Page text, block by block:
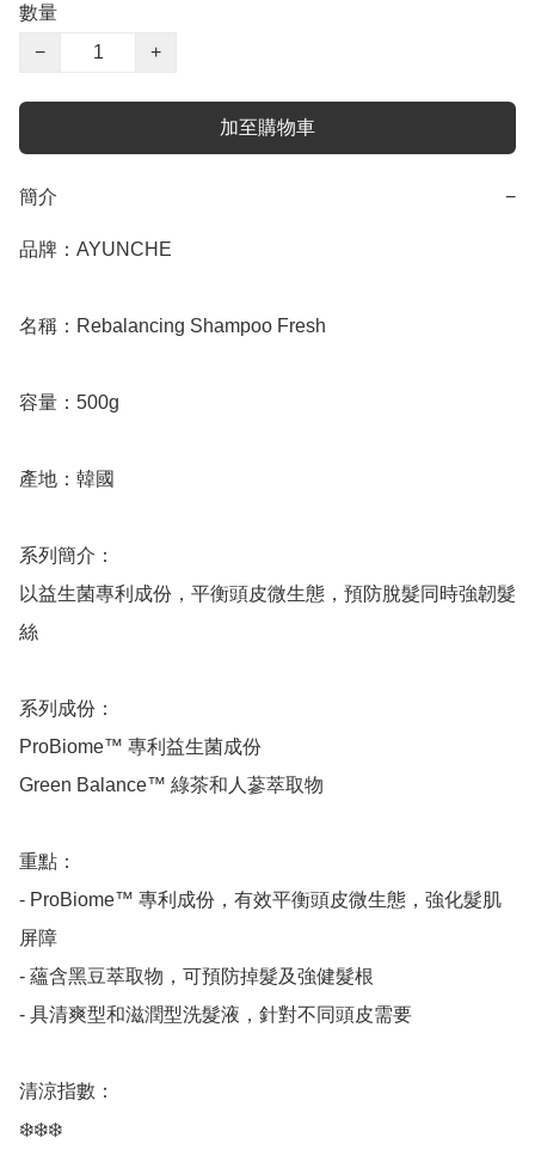
數量
−
+
加至購物車
簡介 −
品牌：AYUNCHE
名稱：Rebalancing Shampoo Fresh
容量：500g
產地：韓國
系列簡介：
以益生菌專利成份，平衡頭皮微生態，預防脫髮同時強韌髮
絲
系列成份：
ProBiome™ 專利益生菌成份
Green Balance™ 綠茶和人蔘萃取物
重點：
- ProBiome™ 專利成份，有效平衡頭皮微生態，強化髮肌
屏障
- 蘊含黑豆萃取物，可預防掉髮及強健髮根
- 具清爽型和滋潤型洗髮液，針對不同頭皮需要
清涼指數：
❄️❄️❄️